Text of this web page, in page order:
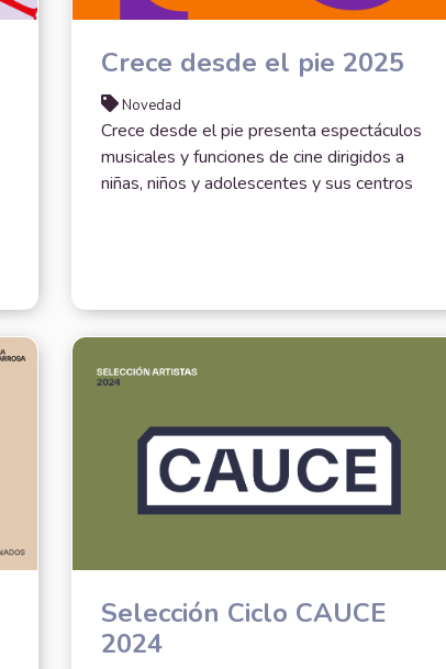
Crece desde el pie 2025
Novedad
Crece desde el pie presenta espectáculos
musicales y funciones de cine dirigidos a
niñas, niños y adolescentes y sus centros
Selección Ciclo CAUCE
2024